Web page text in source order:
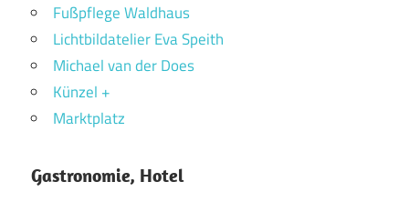
Fußpflege Waldhaus
Lichtbildatelier Eva Speith
Michael van der Does
Künzel +
Marktplatz
Gastronomie, Hotel